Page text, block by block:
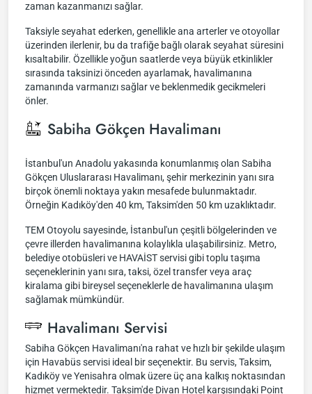
zaman kazanmanızı sağlar.
Taksiyle seyahat ederken, genellikle ana arterler ve otoyollar
üzerinden ilerlenir, bu da trafiğe bağlı olarak seyahat süresini
kısaltabilir. Özellikle yoğun saatlerde veya büyük etkinlikler
sırasında taksinizi önceden ayarlamak, havalimanına
zamanında varmanızı sağlar ve beklenmedik gecikmeleri
önler.
Sabiha Gökçen Havalimanı
İstanbul'un Anadolu yakasında konumlanmış olan Sabiha
Gökçen Uluslararası Havalimanı, şehir merkezinin yanı sıra
birçok önemli noktaya yakın mesafede bulunmaktadır.
Örneğin Kadıköy'den 40 km, Taksim'den 50 km uzaklıktadır.
TEM Otoyolu sayesinde, İstanbul'un çeşitli bölgelerinden ve
çevre illerden havalimanına kolaylıkla ulaşabilirsiniz. Metro,
belediye otobüsleri ve HAVAİST servisi gibi toplu taşıma
seçeneklerinin yanı sıra, taksi, özel transfer veya araç
kiralama gibi bireysel seçeneklerle de havalimanına ulaşım
sağlamak mümkündür.
Havalimanı Servisi
Sabiha Gökçen Havalimanı'na rahat ve hızlı bir şekilde ulaşım
için Havabüs servisi ideal bir seçenektir. Bu servis, Taksim,
Kadıköy ve Yenisahra olmak üzere üç ana kalkış noktasından
hizmet vermektedir. Taksim'de Divan Hotel karşısındaki Point